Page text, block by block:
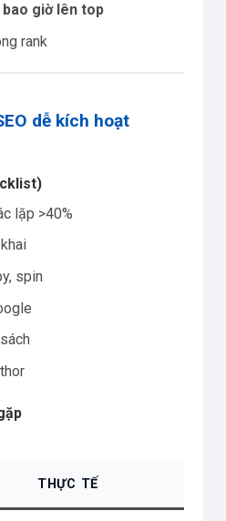
bao giờ lên top
rank
dễ kích hoạt
lặp >40%
spin
THỰC TẾ